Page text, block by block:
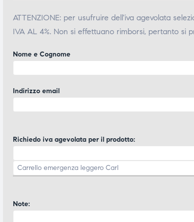
ATTENZIONE: per usufruire dell'iva agevolata
IVA AL 4%. Non si effettuano rimborsi, pertanto si
Nome e Cognome
Indirizzo email
Richiedo iva agevolata per il prodotto:
Note: